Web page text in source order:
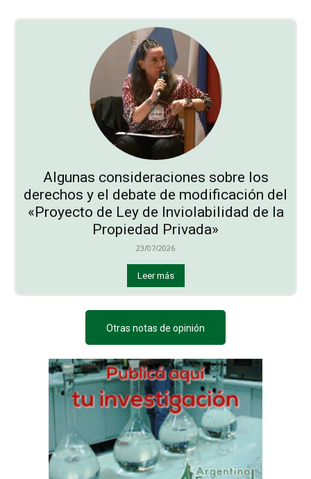
Algunas consideraciones sobre los
derechos y el debate de modificación del
«Proyecto de Ley de Inviolabilidad de la
Propiedad Privada»
23/07/2026
Leer más
Otras notas de opinión